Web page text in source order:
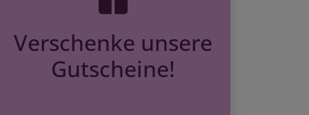
Verschenke unsere
Gutscheine!